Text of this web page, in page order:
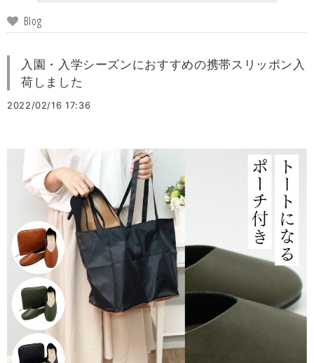
Blog
入園・入学シーズンにおすすめの携帯スリッポン入
荷しました
2022/02/16 17:36